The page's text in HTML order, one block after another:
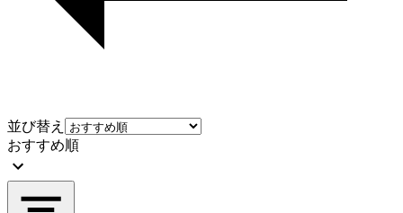
並び替え
おすすめ順